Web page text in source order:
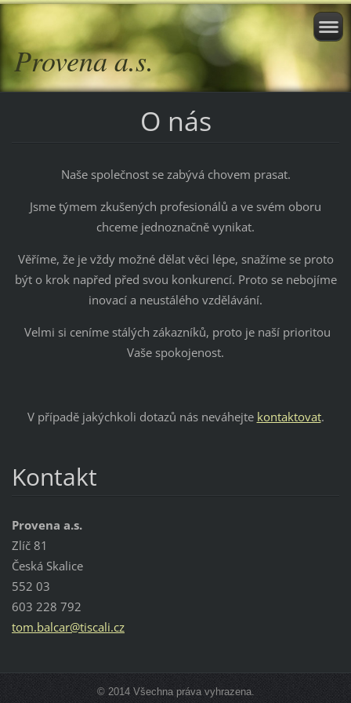
Provena a.s.
O nás
Naše společnost se zabývá chovem prasat.
Jsme týmem zkušených profesionálů a ve svém oboru
chceme jednoznačně vynikat.
Věříme, že je vždy možné dělat věci lépe, snažíme se proto
být o krok napřed před svou konkurencí. Proto se nebojíme
inovací a neustálého vzdělávání.
Velmi si ceníme stálých zákazníků, proto je naší prioritou
Vaše spokojenost.
V případě jakýchkoli dotazů nás neváhejte kontaktovat.
Kontakt
Provena a.s.
Zlíč 81
Česká Skalice
552 03
603 228 792
tom.balcar@tiscali.cz
© 2014 Všechna práva vyhrazena.